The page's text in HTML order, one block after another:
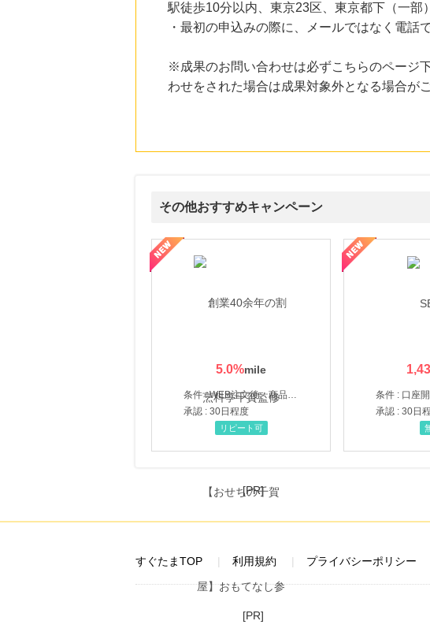
駅徒歩10分以内、東京23区、東京都下（一部
・最初の申込みの際に、メールではなく電話
※成果のお問い合わせは必ずこちらのページ
わせをされた場合は成果対象外となる場合が
その他おすすめキャンペーン
5.0%
条件 : WEB注文後、商品受け取り+入金確認時点
承認 : 30日程度
リピート可
条件 : 口座
承認 : 30日
ルナルナ ファミリーコース
[PR]
すぐたまTOP 利用規約 プライバシーポリシー
[PR]